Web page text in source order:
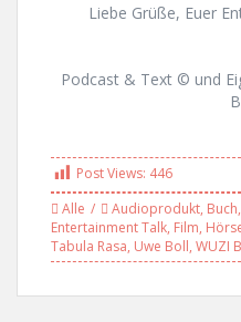
Liebe Grüße, Euer
Podcast & Text © und
Post Views: 446
Alle
Audioprodukt, Buch,
Entertainment Talk, Film,
Tabula Rasa, Uwe Boll, WUZI